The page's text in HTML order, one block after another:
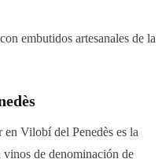
embutidos artesanales de la
en Vilobí del Penedès es la
de denominación de